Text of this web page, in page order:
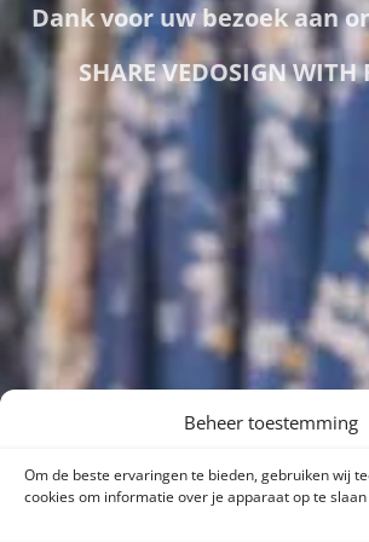
Beheer toestemming
Om de beste ervaringen te bieden, gebruiken wij
cookies om informatie over je apparaat op te
Dank voor uw bezoek aan
SHARE VEDOSIGN WITH